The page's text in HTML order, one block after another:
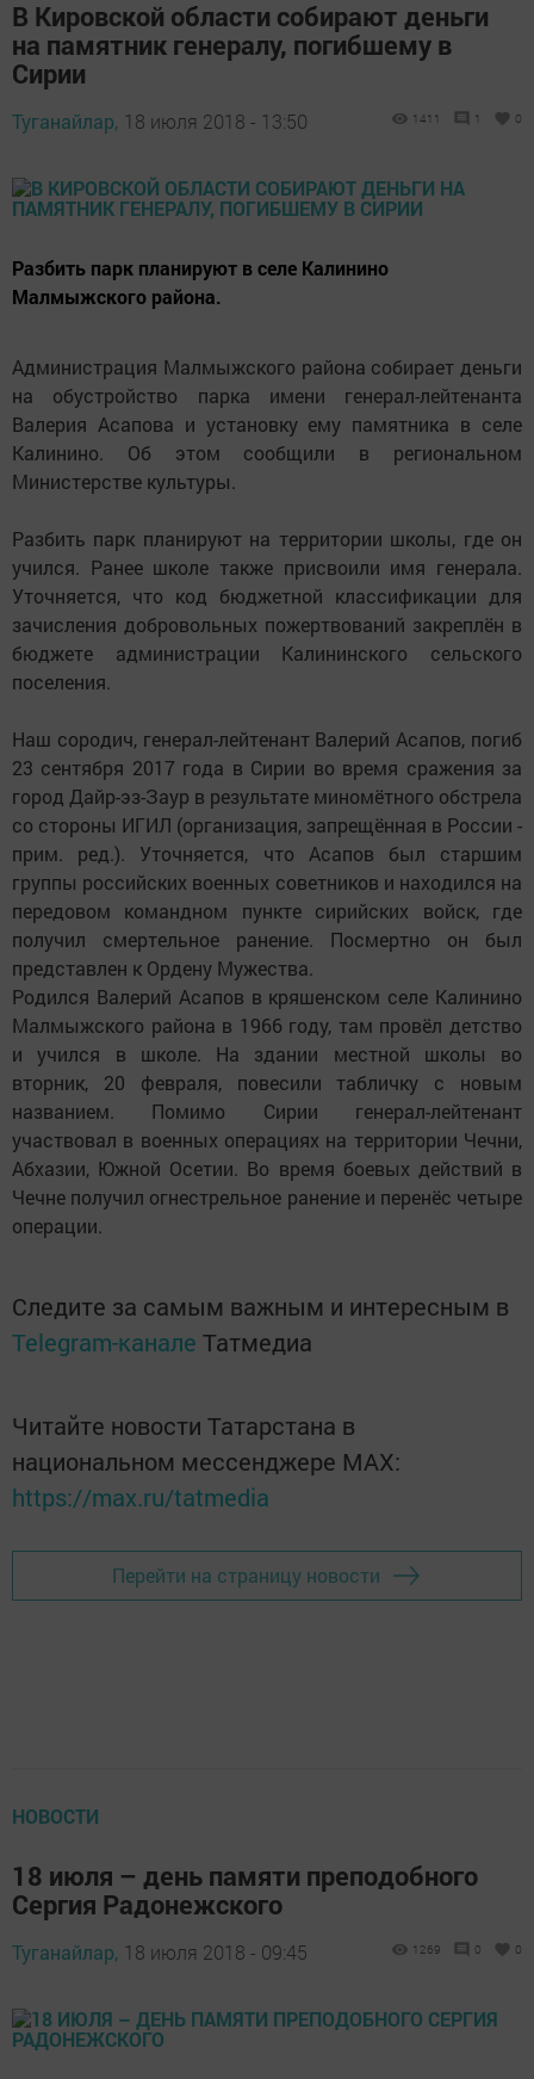
В Кировской области собирают деньги
на памятник генералу, погибшему в
Сирии
Туганайлар, 18 июля 2018 - 13:50 1411 1 0
Разбить парк планируют в селе Калинино
Малмыжского района.
Администрация Малмыжского района собирает деньги
на обустройство парка имени генерал-лейтенанта
Валерия Асапова и установку ему памятника в селе
Калинино. Об этом сообщили в региональном
Министерстве культуры.
Разбить парк планируют на территории школы, где он
учился. Ранее школе также присвоили имя генерала.
Уточняется, что код бюджетной классификации для
зачисления добровольных пожертвований закреплён в
бюджете администрации Калининского сельского
поселения.
Наш сородич, генерал-лейтенант Валерий Асапов, погиб
23 сентября 2017 года в Сирии во время сражения за
город Дайр-эз-Заур в результате миномётного обстрела
со стороны ИГИЛ (организация, запрещённая в России -
прим. ред.). Уточняется, что Асапов был старшим
группы российских военных советников и находился на
передовом командном пункте сирийских войск, где
получил смертельное ранение. Посмертно он был
представлен к Ордену Мужества.
Родился Валерий Асапов в кряшенском селе Калинино
Малмыжского района в 1966 году, там провёл детство
и учился в школе. На здании местной школы во
вторник, 20 февраля, повесили табличку с новым
названием. Помимо Сирии генерал-лейтенант
участвовал в военных операциях на территории Чечни,
Абхазии, Южной Осетии. Во время боевых действий в
Чечне получил огнестрельное ранение и перенёс четыре
операции.
Следите за самым важным и интересным в
Telegram-канале Татмедиа
Читайте новости Татарстана в
национальном мессенджере MАХ:
https://max.ru/tatmedia
Перейти на страницу новости
НОВОСТИ
18 июля – день памяти преподобного
Сергия Радонежского
Туганайлар, 18 июля 2018 - 09:45 1269 0 0